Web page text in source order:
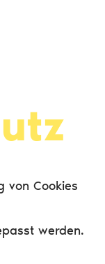
von Cookies
werden.